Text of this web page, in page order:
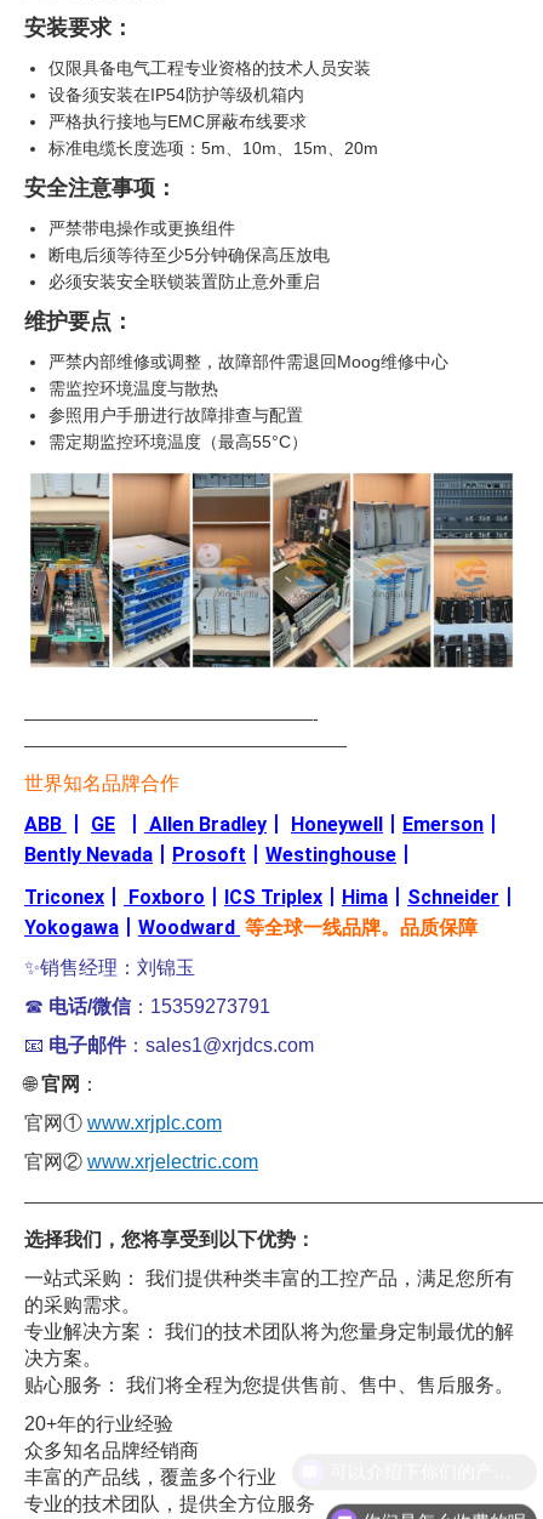
安装要求：
仅限具备电气工程专业资格的技术人员安装
设备须安装在IP54防护等级机箱内
严格执行接地与EMC屏蔽布线要求
标准电缆长度选项：5m、10m、15m、20m
安全注意事项：
严禁带电操作或更换组件
断电后须等待至少5分钟确保高压放电
必须安装安全联锁装置防止意外重启
维护要点：
严禁内部维修或调整，故障部件需退回Moog维修中心
需监控环境温度与散热
参照用户手册进行故障排查与配置
需定期监控环境温度（最高55°C）
—————————————————-
———————————————————
世界知名品牌合作
ABB GE Allen Bradley Honeywell Emerson
Bently Nevada
Prosoft Westinghouse
Triconex
Foxboro ICS Triplex Hima Schneider
Yokogawa
Woodward 等全球一线品牌。品质保障
✨销售经理：刘锦玉
☎ 电话/微信：15359273791
📧 电子邮件：sales1@xrjdcs.com
🌐官网 ：
官网① www.xrjplc.com
官网② www.xrjelectric.com
选择我们，您将享受到以下优势：
一站式采购： 我们提供种类丰富的工控产品，满足您所有
的采购需求。
专业解决方案： 我们的技术团队将为您量身定制最优的解
决方案。
贴心服务： 我们将全程为您提供售前、售中、售后服务。
20+年的行业经验
众多知名品牌经销商
丰富的产品线，覆盖多个行业
专业的技术团队，提供全方位服务